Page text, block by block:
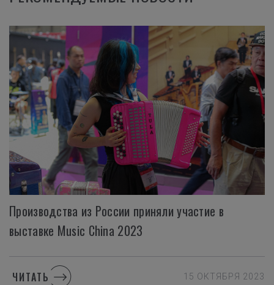
Производства из России приняли участие в
выставке Music China 2023
ЧИТАТЬ 15 ОКТЯБРЯ 2023